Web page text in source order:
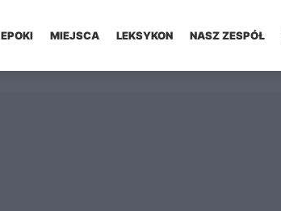
EPOKI MIEJSCA LEKSYKON NASZ ZESPÓŁ